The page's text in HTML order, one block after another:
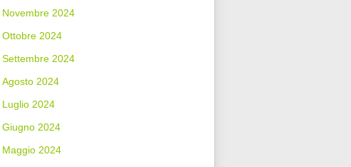
Novembre 2024
Ottobre 2024
Settembre 2024
Agosto 2024
Luglio 2024
Giugno 2024
Maggio 2024